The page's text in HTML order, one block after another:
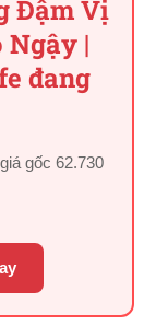
Đậm Vị
Ngậy |
đang
gốc 62.730